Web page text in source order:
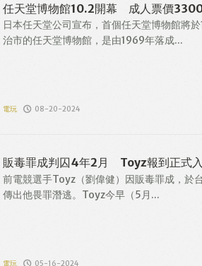
任天堂博物館10.2開幕 成人票價3300
日本任天堂公司宣布，首個任天堂博物館將
治市的任天堂博物館，是由1969年落成...
電玩 08-20-2024
販毒罪成判囚4年2月 Toyz報到正式入
前電競選手Toyz（劉偉健）因販毒罪成，於
傳出他畏罪潛逃。Toyz今早（5月...
電玩 05-16-2024